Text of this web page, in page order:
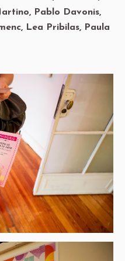
Pablo Davonis,
Lea Pribilas, Paula